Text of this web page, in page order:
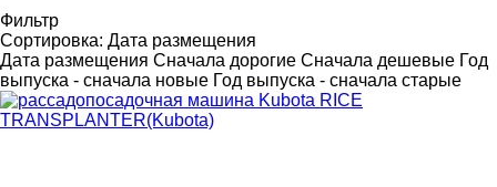
Фильтр
Сортировка: Дата размещения
Дата размещения Сначала дорогие Сначала дешевые Год
выпуска - сначала новые Год выпуска - сначала старые